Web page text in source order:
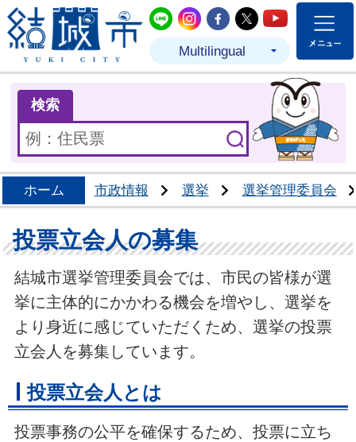
結城市公式LINE
結城市公式Instagram
結城市公式
結城市公式
結城市
Multilingual
検索
ホーム 市政情報 選挙 選挙管理委員会
投票立会人の募集
結城市選挙管理委員会では、市民の皆様が選
挙に主体的にかかわる機会を増やし、選挙を
より身近に感じていただくため、選挙の投票
立会人を募集しています。
投票立会人とは
投票事務の公平を確保するため、投票に立ち